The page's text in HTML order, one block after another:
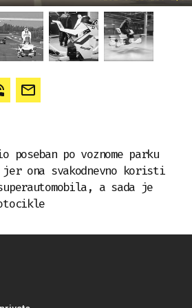
po voznome parku
ona svakodnevno koristi
a sada je